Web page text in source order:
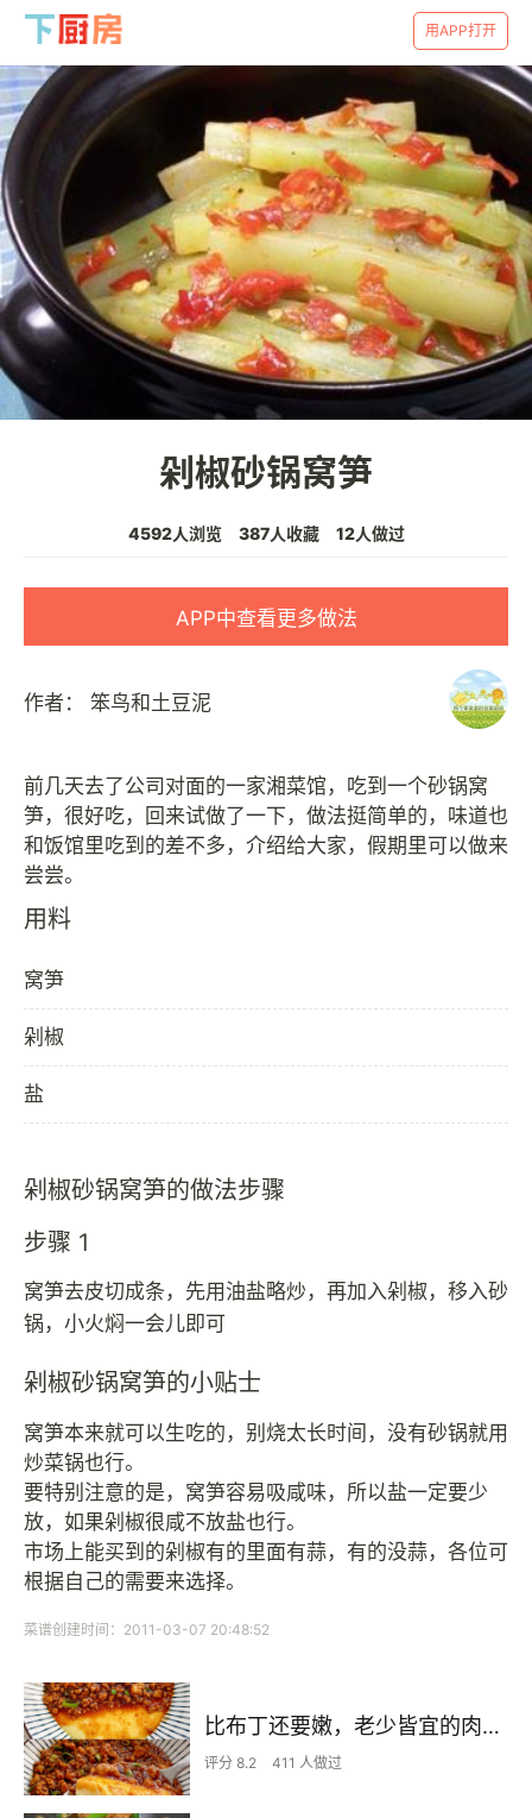
用APP打开
剁椒砂锅窝笋
4592人浏览 387人收藏 12人做过
APP中查看更多做法
作者： 笨鸟和土豆泥
前几天去了公司对面的一家湘菜馆，吃到一个砂锅窝
笋，很好吃，回来试做了一下，做法挺简单的，味道也
和饭馆里吃到的差不多，介绍给大家，假期里可以做来
用料
窝笋
剁椒
盐
剁椒砂锅窝笋的做法步骤
步骤 1
窝笋去皮切成条，先用油盐略炒，再加入剁椒，移入砂
锅，小火焖一会儿即可
剁椒砂锅窝笋的小贴士
窝笋本来就可以生吃的，别烧太长时间，没有砂锅就用
炒菜锅也行。
要特别注意的是，窝笋容易吸咸味，所以盐一定要少
放，如果剁椒很咸不放盐也行。
市场上能买到的剁椒有的里面有蒜，有的没蒜，各位可
根据自己的需要来选择。
菜谱创建时间：2011-03-07 20:48:52
比布丁还要嫩，老少皆宜的肉沫蒸蛋
评分 8.2 411 人做过